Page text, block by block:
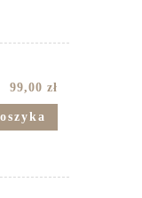
99,00 zł